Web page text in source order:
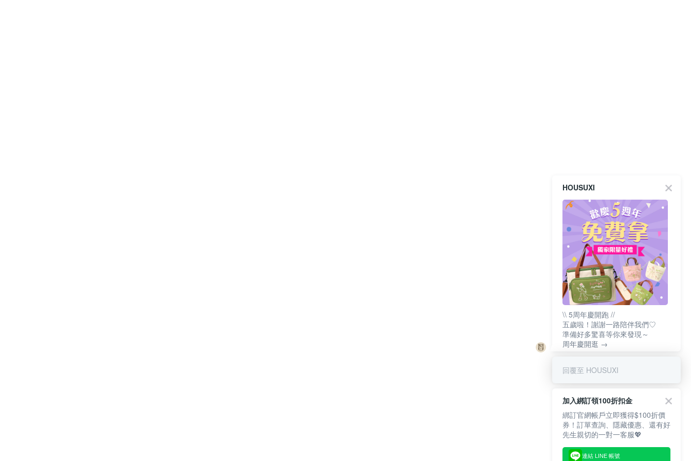
HOUSUXI
\\ 5周年慶開跑 //
五歲啦！謝謝一路陪伴我們♡
準備好多驚喜等你來發現～
周年慶開逛 →
回覆至 HOUSUXI
加入綁訂領100折扣金
綁訂官網帳戶立即獲得$100折價
券！訂單查詢、隱藏優惠、還有好
先生親切的一對一客服💖
連結 LINE 帳號